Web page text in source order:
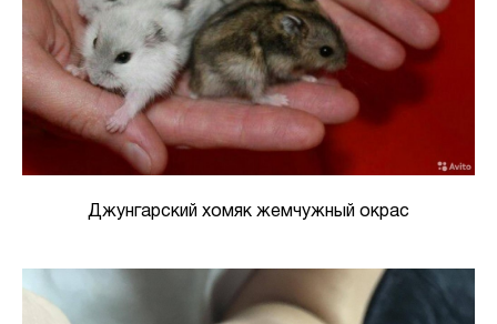
Джунгарский хомяк жемчужный окрас